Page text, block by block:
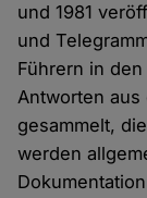
und 1981
und
Führern in
Antworten aus
gesammelt,
werden